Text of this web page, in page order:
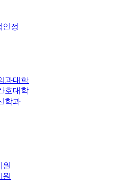
인정
과대학
호대학
학과